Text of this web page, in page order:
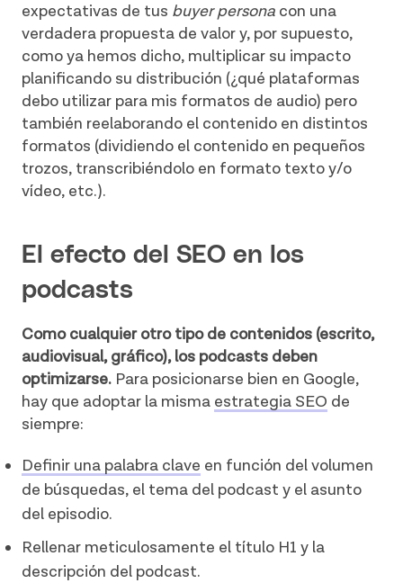
expectativas de tus buyer personacon una
verdadera propuesta de valor y, por supuesto,
como ya hemos dicho, multiplicar su impacto
planificando su distribución (¿qué plataformas
debo utilizar para mis formatos de audio) pero
también reelaborando el contenido en distintos
formatos (dividiendo el contenido en pequeños
trozos, transcribiéndolo en formato texto y/o
vídeo, etc.).
El efecto del SEO en los
podcasts
Como cualquier otro tipo de contenidos (escrito,
audiovisual, gráfico), los podcasts deben
optimizarse.Para posicionarse bien en Google,
hay que adoptar la misma estrategia SEO de
siempre:
Definir una palabra clave en función del volumen
de búsquedas, el tema del podcast y el asunto
del episodio.
Rellenar meticulosamente el título H1 y la
descripción del podcast.